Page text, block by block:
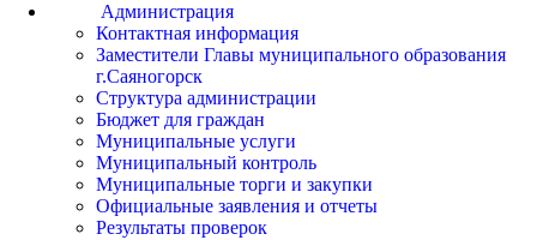
Администрация
Контактная информация
Заместители Главы муниципального образования
г.Саяногорск
Структура администрации
Бюджет для граждан
Муниципальные услуги
Муниципальный контроль
Муниципальные торги и закупки
Официальные заявления и отчеты
Результаты проверок